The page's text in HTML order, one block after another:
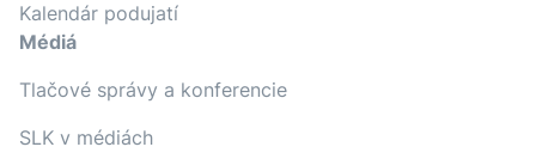
Kalendár podujatí
Médiá
Tlačové správy a konferencie
SLK v médiách